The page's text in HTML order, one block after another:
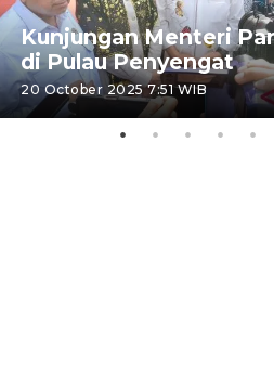
Kunjungan Menteri
di Pulau Penyengat
20 October 2025 7:51 WIB